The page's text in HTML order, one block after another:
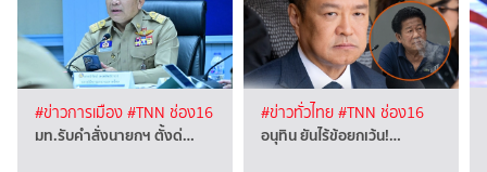
#ข่าวการเมือง#TNN ช่อง16
มท.รับคำสั่งนายกฯ ตั้งด่…
#ข่าวทั่วไทย#TNN ช่อง16
อนุทิน ยันไร้ข้อยกเว้น!…